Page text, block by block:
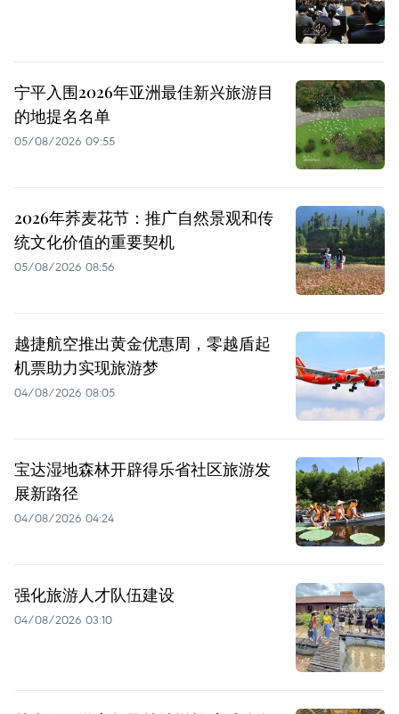
宁平入围2026年亚洲最佳新兴旅游目
的地提名名单
05/08/2026 09:55
2026年荞麦花节：推广自然景观和传
统文化价值的重要契机
05/08/2026 08:56
越捷航空推出黄金优惠周，零越盾起
机票助力实现旅游梦
04/08/2026 08:05
宝达湿地森林开辟得乐省社区旅游发
展新路径
04/08/2026 04:24
强化旅游人才队伍建设
04/08/2026 03:10